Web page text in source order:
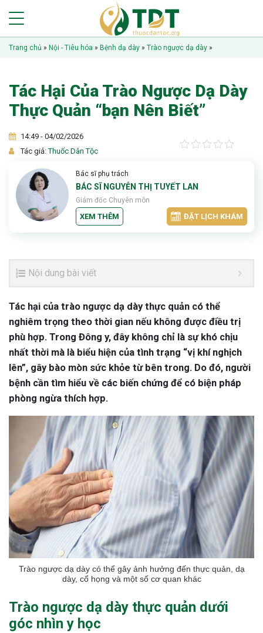
Trang chủ » Nội - Tiêu hóa » Bệnh dạ dày » Trào ngược dạ dày »
Tác Hại Của Trào Ngược Dạ Dày
Thực Quản “bạn Nên Biết”
14:49 - 04/02/2026
Tác giả:Thuốc Dân Tộc
Bác sĩ phụ trách
BÁC SĨ NGUYỄN THỊ TUYẾT LAN
Giám đốc Chuyên môn
XEM THÊM ĐẶT LỊCH KHÁM
Nội dung bài viết
Tác hại của trào ngược dạ dày thực quản có thể
nghiêm trọng theo thời gian nếu không được điều trị
phù hợp. Trong Đông y, đây không chỉ là sự khó chịu
nhất thời mà là biểu hiện của tình trạng “vị khí nghịch
lên”, gây bào mòn sức khỏe từ bên trong. Do đó, người
bệnh cần tìm hiểu về các biến chứng để có biện pháp
phòng ngừa thích hợp.
Trào ngược dạ dày có thể gây ảnh hưởng đến thực quản, dạ
dày, cổ họng và một số cơ quan khác
Trào ngược dạ dày thực quản dưới
góc nhìn y học